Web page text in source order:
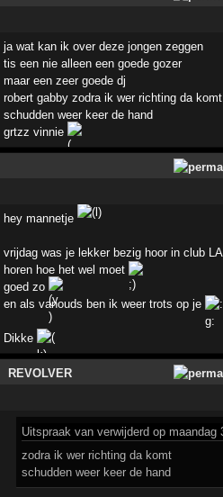
ja wat kan ik over deze jongen zeggen
tis een nie alleen een goede gozer
maar een zeer goede dj
robert gabby zodra ik wer richting da komt
schudden weer keer de hand
grtzz vinnie
hey mannetje
vrijdag was je lekker bezig hoor in club
horen hoe het wel moet
goed zo
en als vanouds ben ik weer trots op je
Dikke
REVOLVER
Uitspraak van verwijderd op maandag
zodra ik wer richting da komt
schudden weer keer de hand